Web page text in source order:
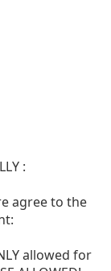
:
agree to the
allowed for